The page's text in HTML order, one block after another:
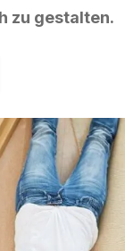
zu gestalten.